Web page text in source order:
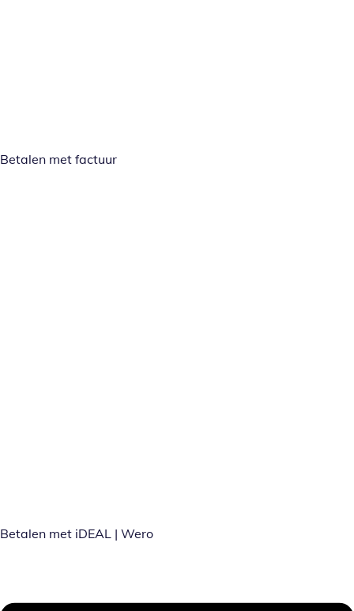
Betalen met factuur
Betalen met iDEAL | Wero